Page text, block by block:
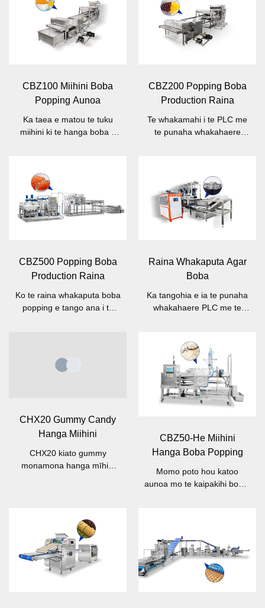
CBZ100 Miihini Boba
Popping Aunoa
Ka taea e matou te tuku
miihini ki te hanga boba 3
CBZ200 Popping Boba
Production Raina
Te whakamahi i te PLC me
te punaha whakahaere
CBZ500 Popping Boba
Production Raina
Ko te raina whakaputa boba
popping e tango ana i te
Raina Whakaputa Agar
Boba
Ka tangohia e ia te punaha
whakahaere PLC me te
CHX20 Gummy Candy
Hanga Miihini
CHX20 kiato gummy
monamona hanga mīhini
CBZ50-He Miihini
Hanga Boba Popping
Momo poto hou katoo
aunoa mo te kaipakihi boba,